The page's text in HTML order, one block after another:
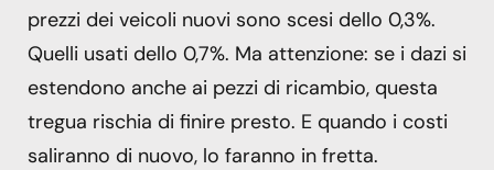
prezzi dei veicoli nuovi sono scesi dello 0,3%.
Quelli usati dello 0,7%. Ma attenzione: se i dazi si
estendono anche ai pezzi di ricambio, questa
tregua rischia di finire presto. E quando i costi
saliranno di nuovo, lo faranno in fretta.